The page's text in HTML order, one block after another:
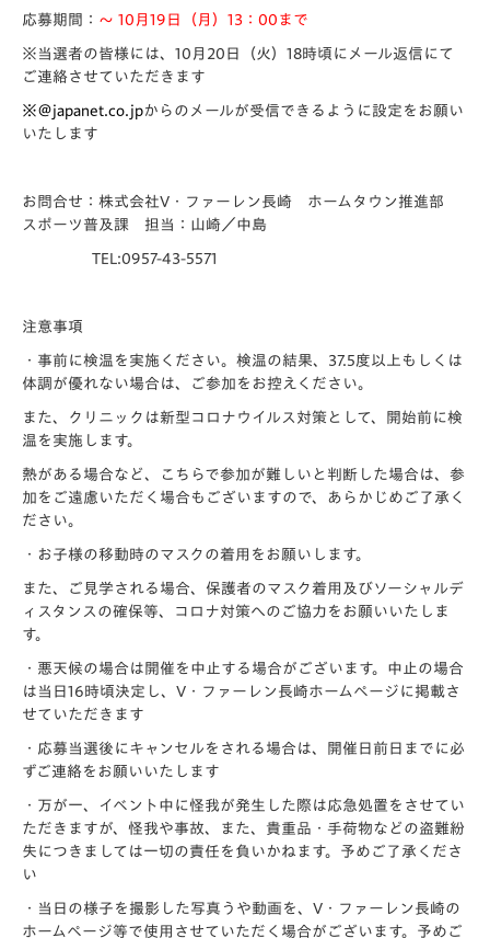
応募期間： ～ 10月19日（月）13：00まで
※当選者の皆様には、10月20日（火）18時頃にメール返信にて
ご連絡させていただきます
※＠japanet.co.jpからのメールが受信できるように設定をお願い
いたします
お問合せ：株式会社V・ファーレン長崎 ホームタウン推進部
スポーツ普及課 担当：山崎／中島
TEL:0957-43-5571
注意事項
・事前に検温を実施ください。検温の結果、37.5度以上もしくは
体調が優れない場合は、ご参加をお控えください。
また、クリニックは新型コロナウイルス対策として、開始前に検
温を実施します。
熱がある場合など、こちらで参加が難しいと判断した場合は、参
加をご遠慮いただく場合もございますので、あらかじめご了承く
ださい。
・お子様の移動時のマスクの着用をお願いします。
また、ご見学される場合、保護者のマスク着用及びソーシャルデ
ィスタンスの確保等、コロナ対策へのご協力をお願いいたしま
す。
・悪天候の場合は開催を中止する場合がございます。中止の場合
は当日16時頃決定し、V・ファーレン長崎ホームページに掲載さ
せていただきます
・応募当選後にキャンセルをされる場合は、開催日前日までに必
ずご連絡をお願いいたします
・万が一、イベント中に怪我が発生した際は応急処置をさせてい
ただきますが、怪我や事故、また、貴重品・手荷物などの盗難紛
失につきましては一切の責任を負いかねます。予めご了承くださ
い
・当日の様子を撮影した写真うや動画を、V・ファーレン長崎の
ホームページ等で使用させていただく場合がございます。予めご